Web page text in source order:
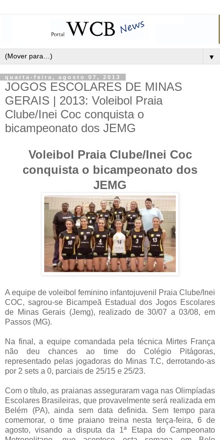
▼
quarta-feira, agosto 07, 2013
JOGOS ESCOLARES DE MINAS
GERAIS | 2013: Voleibol Praia
Clube/Inei Coc conquista o
bicampeonato dos JEMG
Voleibol Praia Clube/Inei Coc
conquista o bicampeonato dos
JEMG
A equipe de voleibol feminino infantojuvenil Praia Clube/Inei
COC, sagrou-se Bicampeã Estadual dos Jogos Escolares
de Minas Gerais (Jemg), realizado de 30/07 a 03/08, em
Passos (MG).
Na final, a equipe comandada pela técnica Mirtes França
não deu chances ao time do Colégio Pitágoras,
representado pelas jogadoras do Minas T.C, derrotando-as
por 2 sets a 0, parciais de 25/15 e 25/23.
Com o título, as praianas asseguraram vaga nas Olimpíadas
Escolares Brasileiras, que provavelmente será realizada em
Belém (PA), ainda sem data definida. Sem tempo para
comemorar, o time praiano treina nesta terça-feira, 6 de
agosto, visando a disputa da 1ª Etapa do Campeonato